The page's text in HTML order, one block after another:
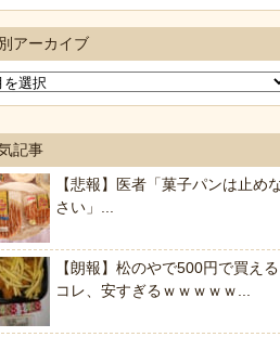
アーカイブ
記事
【悲報】医者「菓子パンは止め
さい」...
【朗報】松のやで500円で買える
コレ、安すぎるｗｗｗｗｗ...